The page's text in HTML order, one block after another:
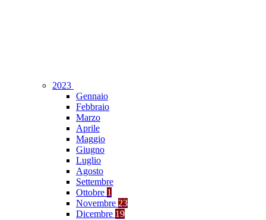
2023
Gennaio
Febbraio
Marzo
Aprile
Maggio
Giugno
Luglio
Agosto
Settembre
Ottobre 1
Novembre 23
Dicembre 19